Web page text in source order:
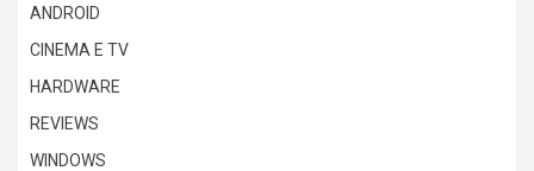
ANDROID
CINEMA E TV
HARDWARE
REVIEWS
WINDOWS